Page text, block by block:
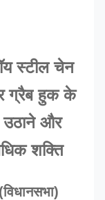
स्टील चेन
ग्रैब हुक के
और
शक्ति